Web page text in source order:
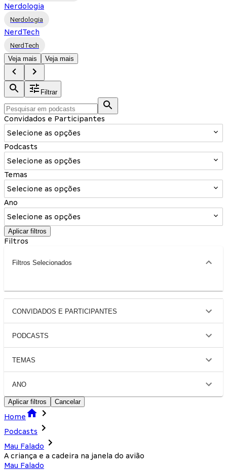
Nerdologia
Nerdologia
NerdTech
NerdTech
Veja mais
Veja mais
Filtrar
Convidados e Participantes
Selecione as opções
Podcasts
Selecione as opções
Temas
Selecione as opções
Ano
Selecione as opções
Aplicar filtros
Filtros
Filtros Selecionados
CONVIDADOS E PARTICIPANTES
PODCASTS
TEMAS
ANO
Aplicar filtros Cancelar
Home
Podcasts
Mau Falado
A criança e a cadeira na janela do avião
Mau Falado